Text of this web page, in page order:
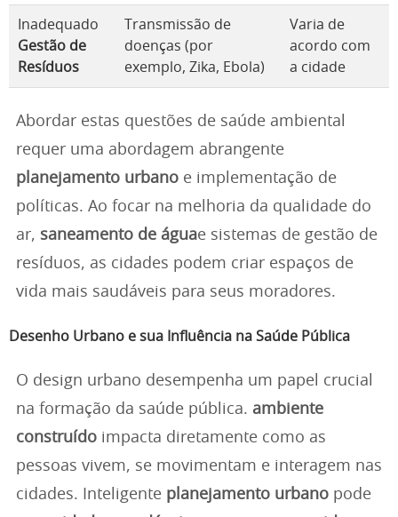
Inadequado
Gestão de
Resíduos
Transmissão de
doenças (por
exemplo, Zika, Ebola)
Varia de
acordo com
a cidade
Abordar estas questões de saúde ambiental
requer uma abordagem abrangente
planejamento urbano e implementação de
políticas. Ao focar na melhoria da qualidade do
ar, saneamento de águae sistemas de gestão de
resíduos, as cidades podem criar espaços de
vida mais saudáveis para seus moradores.
Desenho Urbano e sua Influência na Saúde Pública
O design urbano desempenha um papel crucial
na formação da saúde pública. ambiente
construído impacta diretamente como as
pessoas vivem, se movimentam e interagem nas
cidades. Inteligente planejamento urbano pode